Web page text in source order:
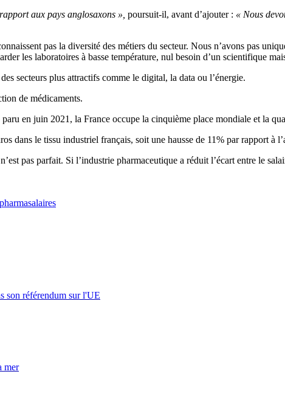
aux pays anglosaxons », poursuit-il, avant d’ajouter : « Nous
pas la diversité des métiers du secteur. Nous n’avons pas
les laboratoires à basse température, nul besoin d’un scientifique
secteurs plus attractifs comme le digital, la data ou l’énergie.
de médicaments.
en juin 2021, la France occupe la cinquième place mondiale et la
dans le tissu industriel français, soit une hausse de 11% par rapport à
pas parfait. Si l’industrie pharmaceutique a réduit l’écart entre le
pharmasalaires
son référendum sur l'UE
mer